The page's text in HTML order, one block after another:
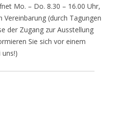
Mo. – Do. 8.30 – 16.00 Uhr,
Vereinbarung (durch Tagungen
der Zugang zur Ausstellung
Sie sich vor einem